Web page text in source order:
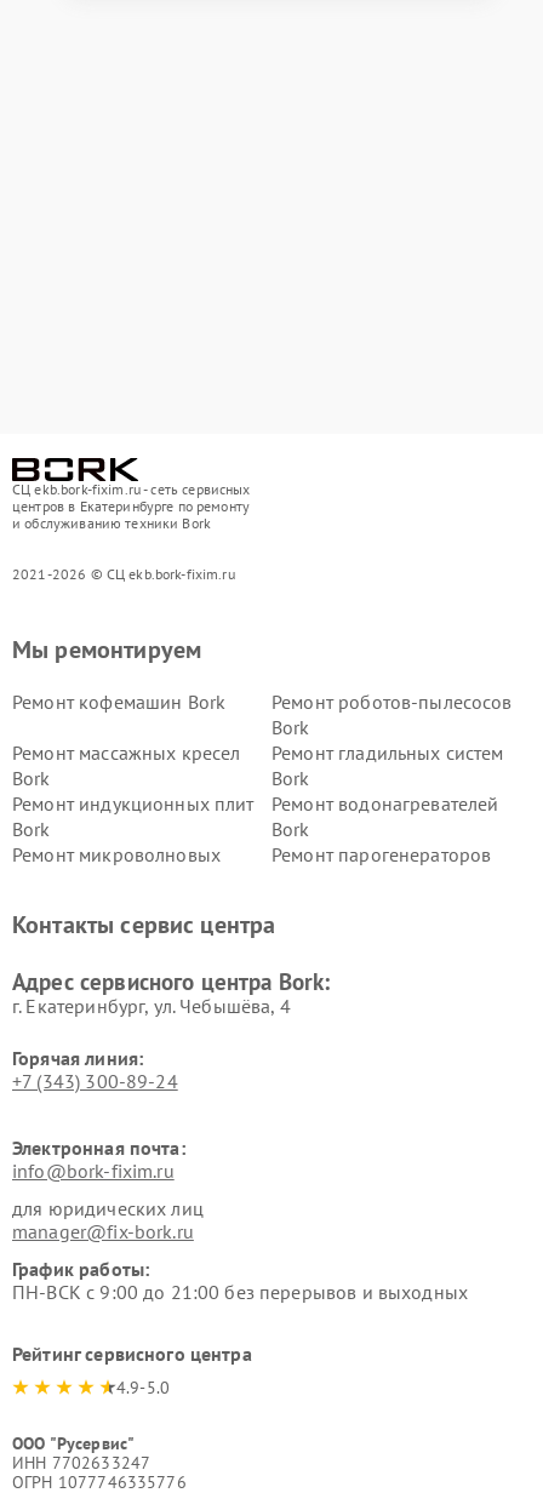
СЦ ekb.bork-fixim.ru - сеть сервисных
центров в Екатеринбурге по ремонту
и обслуживанию техники Bork
2021-2026 © СЦ ekb.bork-fixim.ru
Мы ремонтируем
Ремонт кофемашин Bork
Ремонт роботов-пылесосов
Bork
Ремонт массажных кресел
Bork
Ремонт гладильных систем
Bork
Ремонт индукционных плит
Bork
Ремонт водонагревателей
Bork
Ремонт микроволновых
Ремонт парогенераторов
воздуха Bork
Bork
Bork
Контакты сервис центра
Адрес сервисного центра Bork:
г. Екатеринбург, ул. Чебышёва, 4
Горячая линия:
+7 (343) 300-89-24
Электронная почта:
info@bork-fixim.ru
для юридических лиц
manager@fix-bork.ru
График работы:
ПН-ВСК с 9:00 до 21:00 без перерывов и выходных
Рейтинг сервисного центра
4.9-5.0
ООО "Русервис"
ИНН 7702633247
ОГРН 1077746335776